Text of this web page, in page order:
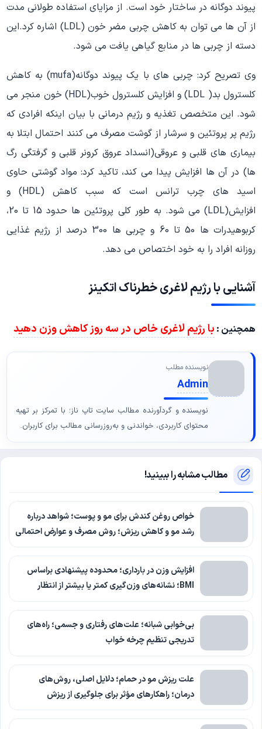
پیوند دوگانه در ساختار خود است. از مزایای استفاده طولانی مدت
از آن ها می توان به کاهش چربی مضر خون (LDL) اشاره کرد.این
دسته از چربی ها در منابع گیاهی یافت می شود.
وی تصریح کرد: چربی های با یک پیوند دوگانه(mufa) به کاهش
کلسترول بد( LDL) و افزایش کلسترول خوب(HDL) خون منجر می
شود. این متخصص تغذیه و رژیم درمانی با بیان اینکه افرادی که
رژیم پر پروتئین و سرشار از گوشت مصرف می کنند احتمال ابتلا به
بیماری های قلبی و عروقی(انسداد عروق کرونر قلبی و گرفتگی رگ
ها) در آن ها افزایش پیدا می کند، تاکید کرد: مواد گوشتی حاوی
اسید های چرب ترانس است که سبب کاهش (HDL) و
افزایش(LDL) می شود. به طور کلی پروتئین ها حدود 15 تا 20،
کربوهیدرات ها 50 تا 60 و چربی ها 300 درصد از رژیم غذایی
روزانه افراد را به خود اختصاص می دهد.
آشنایی با رژیم لاغری خطرناک اتکینز
همچنین : با رژیم لاغری خاص در سه روز کاهش وزن دهید
نویسنده مطلب
Admin
نویسنده و گردآورنده مطالب سایت تاپ ناز؛ با تمرکز بر تهیه
محتوای کاربردی، خواندنی و به‌روزرسانی مطالب برای کاربران.
مطالب مشابه را ببینید!
خواص روغن کندش برای مو و پوست؛ شواهد درباره
رشد مو و کاهش ریزش؛ روش مصرف و عوارض احتمالی
افزایش وزن در بارداری؛ محدوده پیشنهادی براساس
BMI؛ نشانه‌های وزن‌گیری کمتر یا بیشتر از انتظار
بی‌خوابی شبانه؛ علت‌های رفتاری و جسمی؛ راه‌های
تدریجی تنظیم چرخه خواب
علت ریزش مو در حمام؛ دلایل اصلی، روش‌های
درمان؛ راهکارهای مؤثر برای جلوگیری از ریزش